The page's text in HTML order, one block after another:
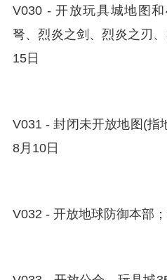
V030 - 开放玩具城地图
弩、烈炎之剑、烈炎之刃
15日
V031 - 封闭未开放地图(指
8月10日
V032 - 开放地球防御本部